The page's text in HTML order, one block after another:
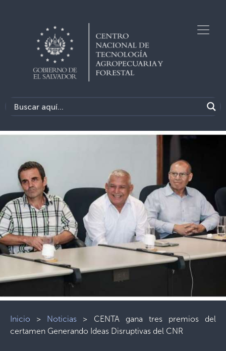
Inicio > Noticias > CENTA gana tres premios del
certamen Generando Ideas Disruptivas del CNR